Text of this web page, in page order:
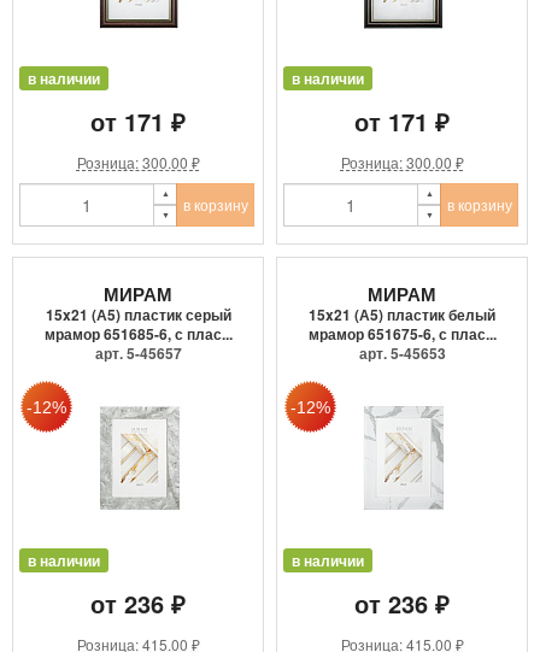
в наличии
от 171 ₽
Розница: 300.00 ₽
в корзину
в наличии
от 171 ₽
Розница: 300.00 ₽
в корзину
МИРАМ
15x21 (А5) пластик серый
мрамор 651685-6, с плас...
арт. 5-45657
в наличии
от 236 ₽
Розница: 415.00 ₽
МИРАМ
15x21 (А5) пластик белый
мрамор 651675-6, с плас...
арт. 5-45653
в наличии
от 236 ₽
Розница: 415.00 ₽